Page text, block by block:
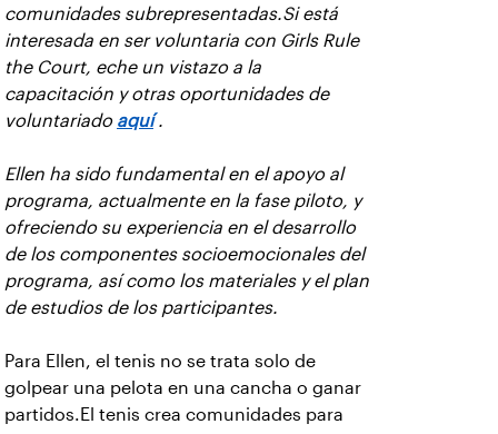
comunidades subrepresentadas.Si está
interesada en ser voluntaria con Girls Rule
the Court, eche un vistazo a la
capacitación y otras oportunidades de
voluntariado aquí.
Ellen ha sido fundamental en el apoyo al
programa, actualmente en la fase piloto, y
ofreciendo su experiencia en el desarrollo
de los componentes socioemocionales del
programa, así como los materiales y el plan
de estudios de los participantes.
Para Ellen, el tenis no se trata solo de
golpear una pelota en una cancha o ganar
partidos.El tenis crea comunidades para